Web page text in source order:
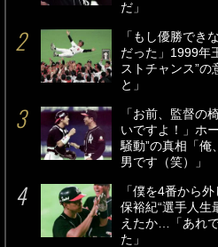
だ」
「もし優勝でき
だった」1999年
ストチャンス”の
と」
「お前、監督の
いですよ！」ホ
騒動”の真相「俺
男です（笑）」
「僕を4番から
保裕紀“選手人生
えたか…「あれ
た」